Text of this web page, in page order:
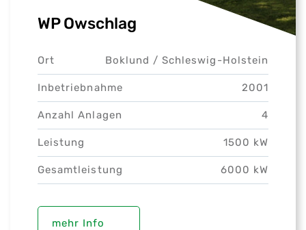
WP Owschlag
Ort Boklund /Schleswig-Holstein
Inbetriebnahme 2001
Anzahl Anlagen 4
Leistung 1500 kW
Gesamtleistung 6000 kW
mehr Info